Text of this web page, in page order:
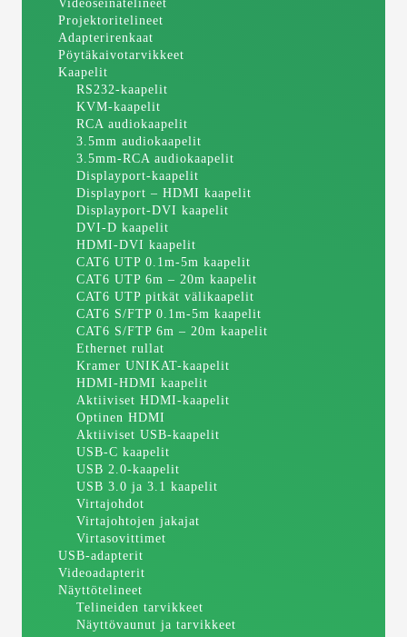
Projektoritelineet
Adapterirenkaat
Pöytäkaivotarvikkeet
Kaapelit
RS232-kaapelit
KVM-kaapelit
RCA audiokaapelit
3.5mm audiokaapelit
3.5mm-RCA audiokaapelit
Displayport-kaapelit
Displayport – HDMI kaapelit
Displayport-DVI kaapelit
DVI-D kaapelit
HDMI-DVI kaapelit
CAT6 UTP 0.1m-5m kaapelit
CAT6 UTP 6m – 20m kaapelit
CAT6 UTP pitkät välikaapelit
CAT6 S/FTP 0.1m-5m kaapelit
CAT6 S/FTP 6m – 20m kaapelit
Ethernet rullat
Kramer UNIKAT-kaapelit
HDMI-HDMI kaapelit
Aktiiviset HDMI-kaapelit
Optinen HDMI
Aktiiviset USB-kaapelit
USB-C kaapelit
USB 2.0-kaapelit
USB 3.0 ja 3.1 kaapelit
Virtajohdot
Virtajohtojen jakajat
Virtasovittimet
USB-adapterit
Videoadapterit
Näyttötelineet
Telineiden tarvikkeet
Näyttövaunut ja tarvikkeet